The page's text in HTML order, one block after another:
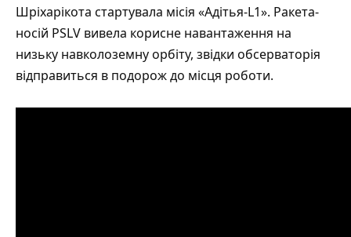
Шріхарікота стартувала місія «Адітья-L1». Ракета-
носій PSLV вивела корисне навантаження на
низьку навколоземну орбіту, звідки обсерваторія
відправиться в подорож до місця роботи.